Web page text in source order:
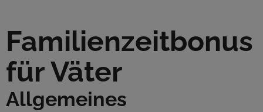
Familienzeitbonus
für Väter
Allgemeines